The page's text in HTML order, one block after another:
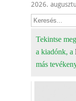
2026.
Tekintse meg
a kiadónk, a
más